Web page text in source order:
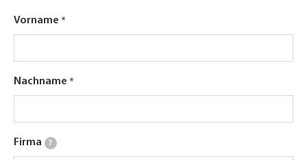
Vorname
Nachname
Firma ?